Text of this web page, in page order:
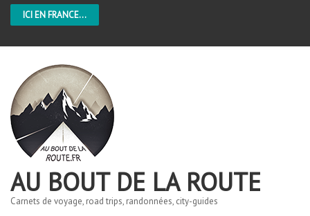
ICI EN FRANCE...
AU BOUT DE LA ROUTE
Carnets de voyage, road trips, randonnées, city-guides